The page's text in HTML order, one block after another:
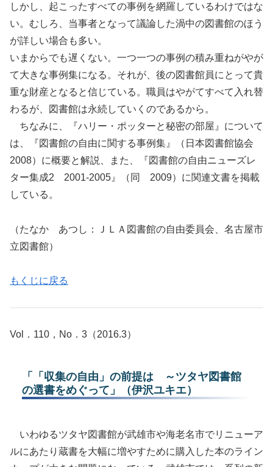
しかし、起こったすべての事例を網羅しているわけではな
い。むしろ、当事者となって議論した渦中の図書館のほう
が詳しい場合も多い。
いまからでも遅くない。一つ一つの事例の積み重ねがやが
て大きな事例集になる。それが、後の図書館員にとって貴
重な財産となると信じている。職員はやがてすべて入れ替
わるが、図書館は永続していくのであるから。
ちなみに、『ハリー・ポッターと秘密の部屋』について
は、『図書館の自由に関する事例集』（日本図書館協会
2008）に概要と解説、また、『図書館の自由ニューズレ
ター集成2 2001-2005』（同 2009）に関連文書を掲載
している。
（たなか あつし：ＪＬＡ図書館の自由委員会、名古屋市
立図書館）
もくじに戻る
Vol．110，No．3（2016.3）
「「収集の自由」の前提は ～ツタヤ図書館
の選書をめぐって」（伊沢ユキエ）
いわゆるツタヤ図書館が武雄市や海老名市でリニューア
ルにあたり蔵書を大幅に増やすために購入した本のライン